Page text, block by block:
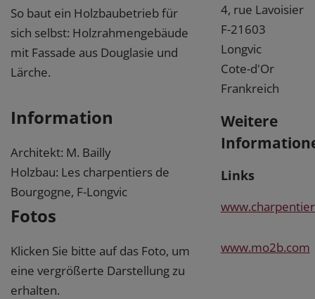
So baut ein Holzbaubetrieb für
sich selbst: Holzrahmengebäude
mit Fassade aus Douglasie und
Lärche.
Information
Architekt: M. Bailly
Holzbau: Les charpentiers de
Bourgogne, F-Longvic
Fotos
Klicken Sie bitte auf das Foto, um
eine vergrößerte Darstellung zu
erhalten.
4, rue Lavoisier
F-21603
Longvic
Cote-d'Or
Frankreich
Weitere
Links
www.mo2b.com